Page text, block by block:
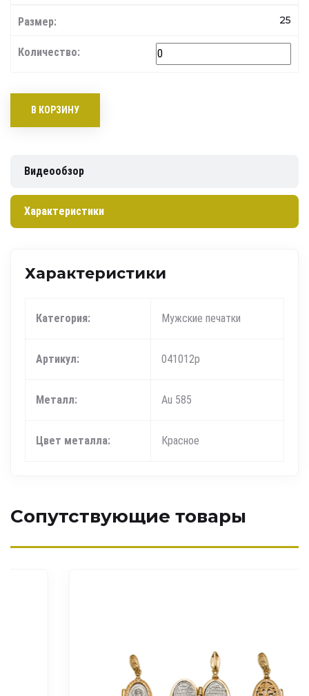
25
В КОРЗИНУ
Видеообзор
Характеристики
Характеристики
Категория: Мужские печатки
Артикул: 041012р
Металл: Au 585
Цвет металла: Красное
Сопутствующие товары